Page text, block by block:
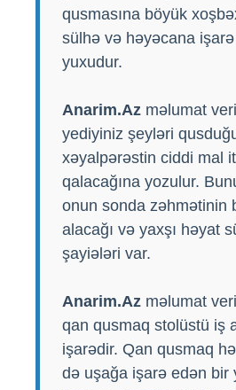
qusmasına böyük
sülhə və həyəcana
yuxudur.
Anarim.Az məlumat
yediyiniz şeyləri
xəyalpərəstin ciddi mal
qalacağına yozulur.
onun sonda zəhmətinin
alacağı və yaxşı həyat
şayiələri var.
Anarim.Az məlumat
qan qusmaq stolüstü iş
işarədir. Qan qusmaq
də uşağa işarə edən bir